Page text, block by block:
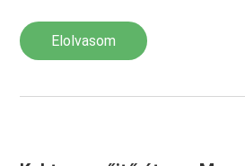
Elolvasom